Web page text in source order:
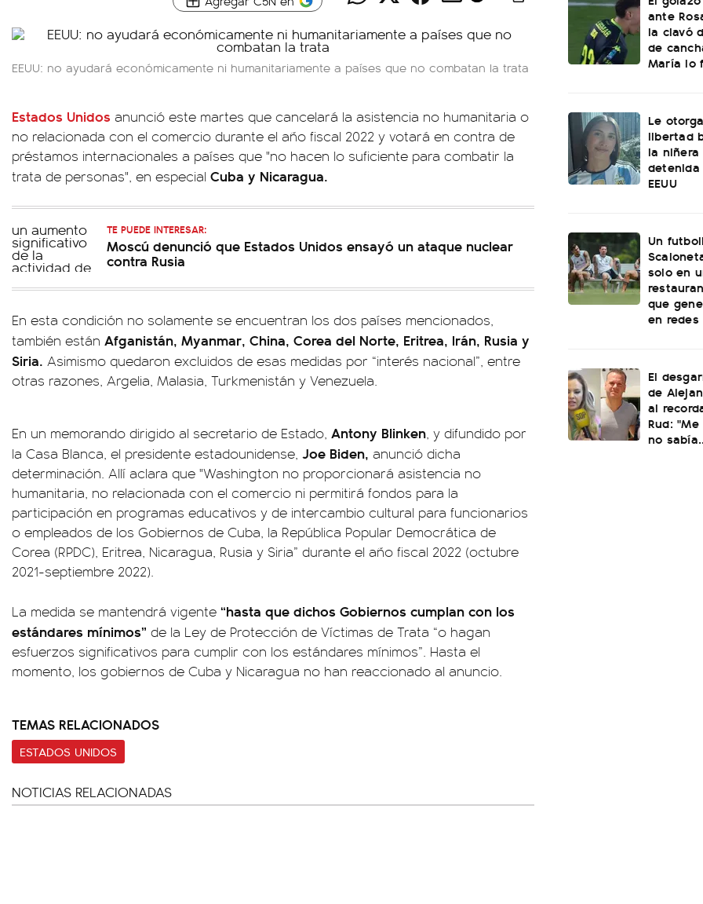
EEUU: no ayudará económicamente ni humanitariamente a países que no combatan la trata
Estados Unidos anunció este martes que cancelará la asistencia no humanitaria o
no relacionada con el comercio durante el año fiscal 2022 y votará en contra de
préstamos internacionales a países que "no hacen lo suficiente para combatir la
trata de personas", en especial Cuba y Nicaragua.
TE PUEDE INTERESAR:
Moscú denunció que Estados Unidos ensayó un ataque nuclear
contra Rusia
En esta condición no solamente se encuentran los dos países mencionados,
también están Afganistán, Myanmar, China, Corea del Norte, Eritrea, Irán, Rusia y
Siria. Asimismo quedaron excluidos de esas medidas por “interés nacional”, entre
otras razones, Argelia, Malasia, Turkmenistán y Venezuela.
En un memorando dirigido al secretario de Estado, Antony Blinken, y difundido por
la Casa Blanca, el presidente estadounidense, Joe Biden, anunció dicha
determinación. Allí aclara que "Washington no proporcionará asistencia no
humanitaria, no relacionada con el comercio ni permitirá fondos para la
participación en programas educativos y de intercambio cultural para funcionarios
o empleados de los Gobiernos de Cuba, la República Popular Democrática de
Corea (RPDC), Eritrea, Nicaragua, Rusia y Siria” durante el año fiscal 2022 (octubre
2021-septiembre 2022).
La medida se mantendrá vigente “hasta que dichos Gobiernos cumplan con los
estándares mínimos” de la Ley de Protección de Víctimas de Trata “o hagan
esfuerzos significativos para cumplir con los estándares mínimos”. Hasta el
momento, los gobiernos de Cuba y Nicaragua no han reaccionado al anuncio.
TEMAS RELACIONADOS
ESTADOS UNIDOS
NOTICIAS RELACIONADAS
ante
la clavó
de
María lo
Le
libertad
la
detenida
EEUU
Un
solo en
que
en redes
El
de
al
Rud:
no